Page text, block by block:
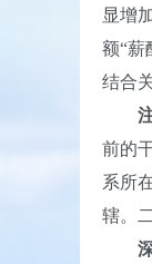
显增
额“薪
结合
注
前的
系所
辖。
深